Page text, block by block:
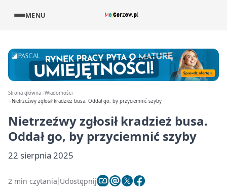
MENU
Strona główna Wiadomości
Nietrzeźwy zgłosił kradzież busa. Oddał go, by przyciemnić szyby
Nietrzeźwy zgłosił kradzież busa.
Oddał go, by przyciemnić szyby
22 sierpnia 2025
2 min czytania Udostępnij